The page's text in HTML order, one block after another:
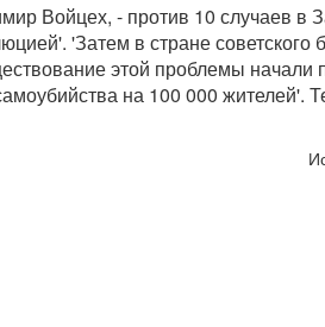
Войцех, - против 10 случаев в
'Затем в стране советского
этой проблемы начали
на 100 000 жителей'.